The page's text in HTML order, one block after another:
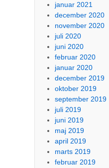
januar 2021
december 2020
november 2020
juli 2020
juni 2020
februar 2020
januar 2020
december 2019
oktober 2019
september 2019
juli 2019
juni 2019
maj 2019
april 2019
marts 2019
februar 2019